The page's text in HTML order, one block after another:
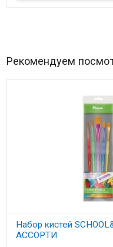
Рекомендуем
Набор кистей
АССОРТИ